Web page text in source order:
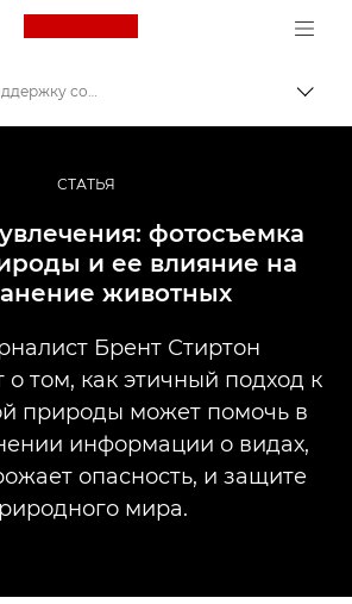
Canon Logo, back to
Профессиональная фото- и видеосъемка
Фотографии в поддержку сохранения видов
СТАТЬЯ
фотосъемка
и ее влияние на
животных
Брент Стиртон
о том, как этичный подход к
природы может помочь в
информации о видах,
опасность, и защите
мира.